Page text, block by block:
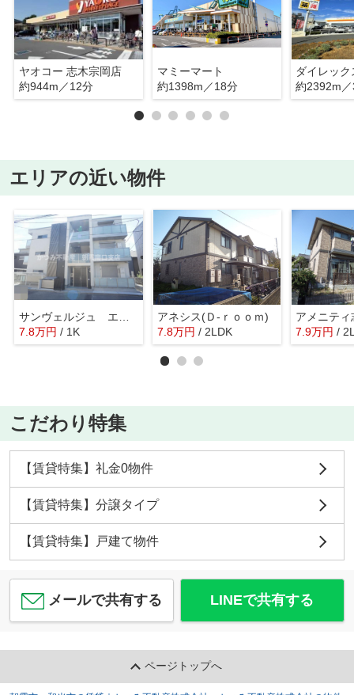
ヤオコー 志木宗岡店
約944m／12分
マミーマート
約1398m／18分
ダイレッ
約2392m
エリアの近い物件
サンヴェルジュ エス（シャーメゾン）
7.8万円 / 1K
アネシス(Ｄ-ｒｏｏｍ)
7.8万円 / 2LDK 7.9万円 /
こだわり特集
【賃貸特集】礼金0物件
【賃貸特集】分譲タイプ
【賃貸特集】戸建て物件
メールで共有する LINEで共有する
ページトップへ